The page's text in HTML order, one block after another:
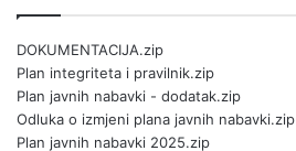
DOKUMENTACIJA.zip
Plan integriteta i pravilnik.zip
Plan javnih nabavki - dodatak.zip
Odluka o izmjeni plana javnih nabavki.zip
Plan javnih nabavki 2025.zip